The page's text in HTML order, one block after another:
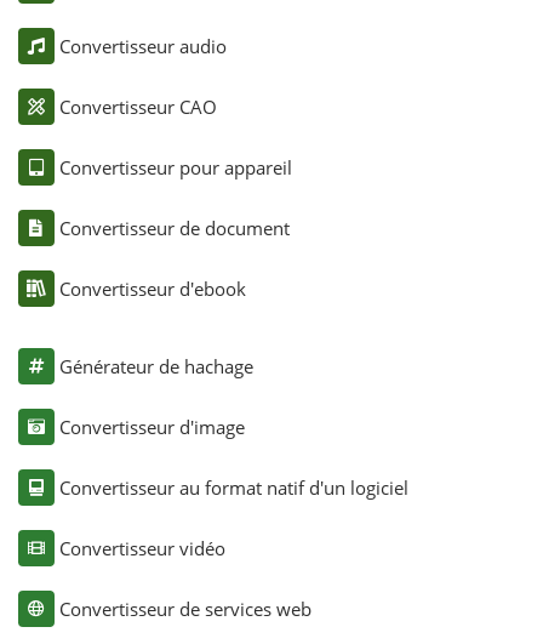
Convertisseur audio
Convertisseur CAO
Convertisseur pour appareil
Convertisseur de document
Convertisseur d'ebook
Générateur de hachage
Convertisseur d'image
Convertisseur au format natif d'un logiciel
Convertisseur vidéo
Convertisseur de services web